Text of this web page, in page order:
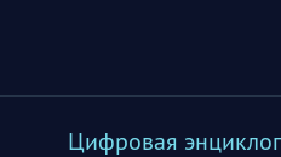
Цифровая